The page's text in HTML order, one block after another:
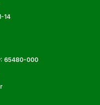
14
65480-000